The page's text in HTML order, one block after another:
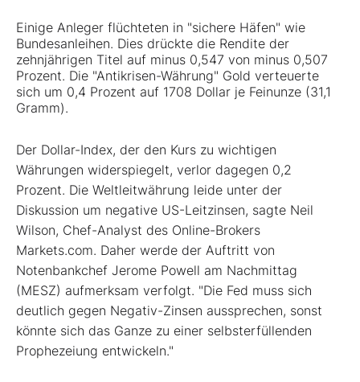
Einige Anleger flüchteten in "sichere Häfen" wie
Bundesanleihen. Dies drückte die Rendite der
zehnjährigen Titel auf minus 0,547 von minus 0,507
Prozent. Die "Antikrisen-Währung" Gold verteuerte
sich um 0,4 Prozent auf 1708 Dollar je Feinunze (31,1
Gramm).
Der Dollar-Index, der den Kurs zu wichtigen
Währungen widerspiegelt, verlor dagegen 0,2
Prozent. Die Weltleitwährung leide unter der
Diskussion um negative US-Leitzinsen, sagte Neil
Wilson, Chef-Analyst des Online-Brokers
Markets.com. Daher werde der Auftritt von
Notenbankchef Jerome Powell am Nachmittag
(MESZ) aufmerksam verfolgt. "Die Fed muss sich
deutlich gegen Negativ-Zinsen aussprechen, sonst
könnte sich das Ganze zu einer selbsterfüllenden
Prophezeiung entwickeln."